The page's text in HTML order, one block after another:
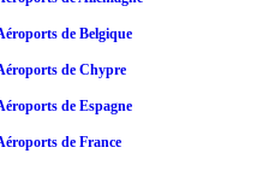
de Belgique
de Chypre
de Espagne
de France